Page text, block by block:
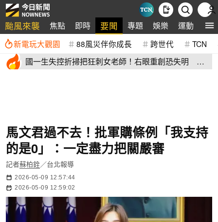
颱風來襲 焦點 即時 要聞 專題 娛樂 運動 全
新電玩大觀園 88風災伴你成長 跨世代 TCN
國一生失控折掃把狂刺女老師！右眼重創恐失明 全
馬文君過不去！批軍購條例「我支持
的是0」：一定盡力把關嚴審
記者蘇柏銓／台北報導
2026-05-09 12:57:44
2026-05-09 12:59:02